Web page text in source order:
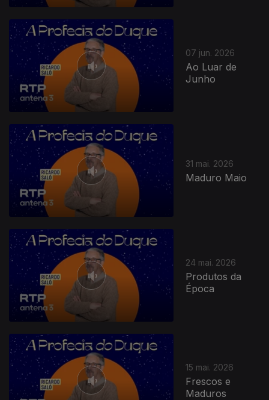
07 jun. 2026
Ao Luar de
Junho
31 mai. 2026
Maduro Maio
24 mai. 2026
Produtos da
Época
15 mai. 2026
Frescos e
Maduros
927783